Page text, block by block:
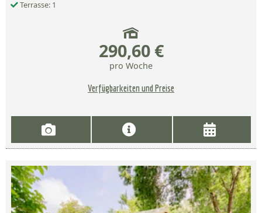
Terrasse: 1
290,60 €
pro Woche
Verfügbarkeiten und Preise